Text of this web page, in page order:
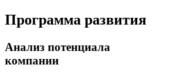
Программа развития
Анализ потенциала
компании